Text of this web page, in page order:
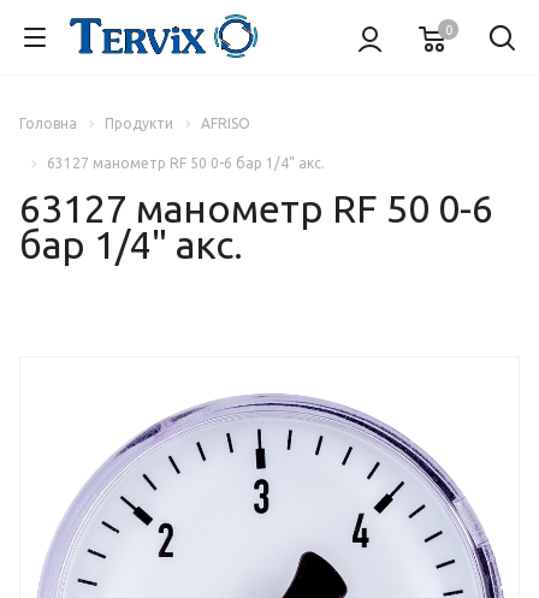
0
Головна Продукти AFRISO
63127 манометр RF 50 0-6 бар 1/4" акс.
63127 манометр RF 50 0-6
бар 1/4" акс.